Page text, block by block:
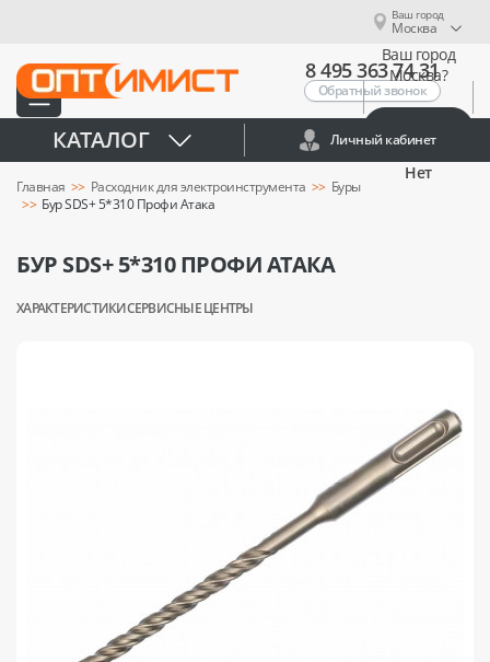
Ваш город
Москва
Ваш город
Москва?
Нет
8 495 363 74 31
Обратный звонок
КАТАЛОГ Личный кабинет
Главная Расходник для электроинструмента
Буры
Бур SDS+ 5*310 Профи Атака
БУР SDS+ 5*310 ПРОФИ АТАКА
ХАРАКТЕРИСТИКИСЕРВИСНЫЕ ЦЕНТРЫ